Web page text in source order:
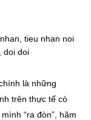
là những
trên thực tế có
“ra đòn”, hãm